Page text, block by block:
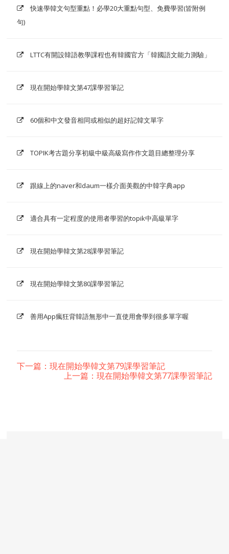
快速學韓文句型重點！必學20大重點句型、免費學習(皆附例
句)
LTTC有開設韓語教學課程也有韓國官方「韓國語文能力測驗」
現在開始學韓文第47課學習筆記
60個和中文發音相同或相似的超好記韓文單字
TOPIK考古題分享初級中級高級寫作作文題目總整理分享
跟線上的naver和daum一樣介面美觀的中韓字典app
適合具有一定程度的使用者學習的topik中高級單字
現在開始學韓文第28課學習筆記
現在開始學韓文第80課學習筆記
善用App瘋狂背韓語無形中一直使用會學到很多單字喔
下一篇：現在開始學韓文第79課學習筆記
上一篇：現在開始學韓文第77課學習筆記